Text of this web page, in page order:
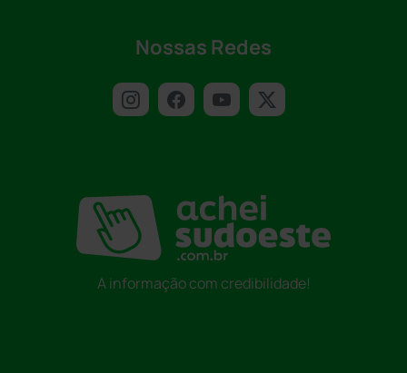
Nossas Redes
A informação com credibilidade!